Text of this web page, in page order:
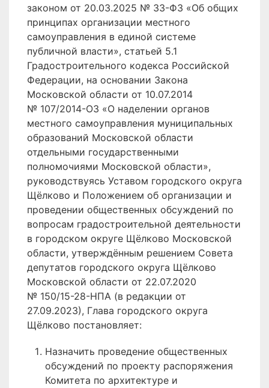
законом от 20.03.2025 № 33-ФЗ «Об общих
принципах организации местного
самоуправления в единой системе
публичной власти», статьей 5.1
Градостроительного кодекса Российской
Федерации, на основании Закона
Московской области от 10.07.2014
№ 107/2014-ОЗ «О наделении органов
местного самоуправления муниципальных
образований Московской области
отдельными государственными
полномочиями Московской области»,
руководствуясь Уставом городского округа
Щёлково и Положением об организации и
проведении общественных обсуждений по
вопросам градостроительной деятельности
в городском округе Щёлково Московской
области, утверждённым решением Совета
депутатов городского округа Щёлково
Московской области от 22.07.2020
№ 150/15-28-НПА (в редакции от
27.09.2023), Глава городского округа
Щёлково постановляет:
Назначить проведение общественных
обсуждений по проекту распоряжения
Комитета по архитектуре и